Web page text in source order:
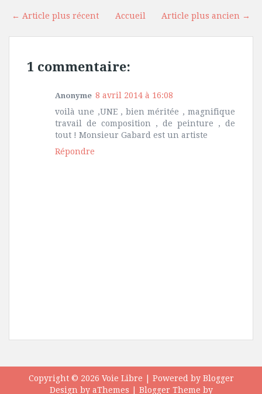
← Article plus récent Article plus ancien →
Accueil
1 commentaire:
Anonyme 8 avril 2014 à 16:08
voilà une ,UNE , bien méritée , magnifique
travail de composition , de peinture , de
tout ! Monsieur Gabard est un artiste
Répondre
Copyright © 2026 Voie Libre | Powered by Blogger
Design by aThemes | Blogger Theme by